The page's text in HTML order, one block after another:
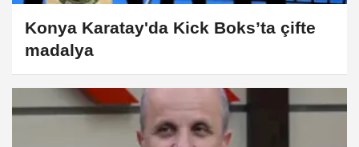
Konya Karatay'da Kick Boks’ta çifte
madalya